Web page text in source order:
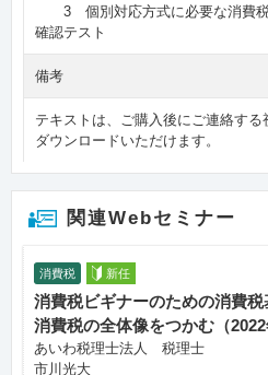
3 個別対応方式に必要な消費
確認テスト
備考
テキストは、ご購入後にご連絡す
ダウンロードいただけます。
関連Webセミナー
消費税 新任
消費税ビギナーのための消費
消費税の全体像をつかむ（2022
あいわ税理士法人 税理士
市川光大